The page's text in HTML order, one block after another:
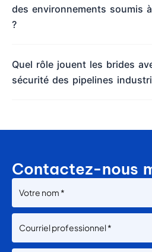
Contactez-nous
des environnements soumis
?
Quel rôle jouent les brides
sécurité des pipelines